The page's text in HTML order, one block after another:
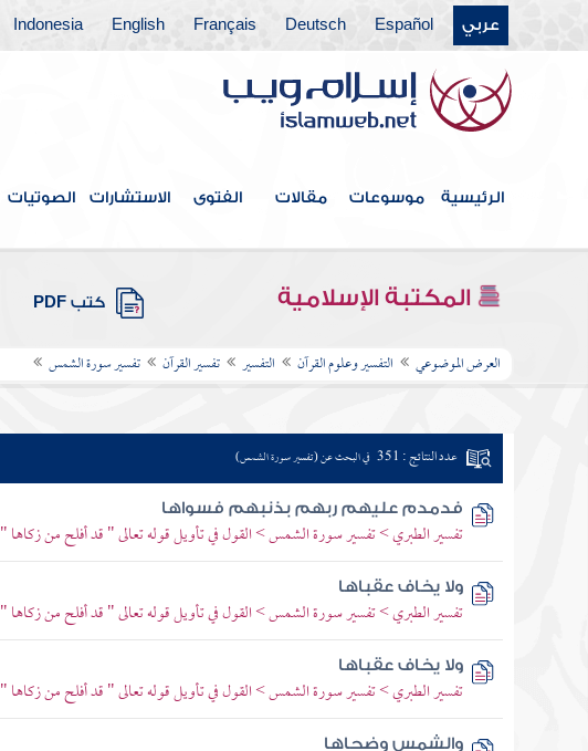
عربي Español
Deutsch
Français
English
Indonesia
الرئيسية موسوعات مقالات الفتوى الاستشارات الصوتيات
المكتبة الإسلامية كتب PDF
العرض الموضوعي التفسير وعلوم القرآن التفسير تفسير القرآن تفسير سورة الشمس
عدد النتائج : 351 في البحث عن (تفسير سورة الشمس)
فدمدم عليهم ربهم بذنبهم فسواها
تفسير الطبري > تفسير سورة الشمس > القول في تأويل قوله تعالى " قد أفلح من زكاها "
ولا يخاف عقباها
تفسير الطبري > تفسير سورة الشمس > القول في تأويل قوله تعالى " قد أفلح من زكاها "
ولا يخاف عقباها
تفسير الطبري > تفسير سورة الشمس > القول في تأويل قوله تعالى " قد أفلح من زكاها "
والشمس وضحاها